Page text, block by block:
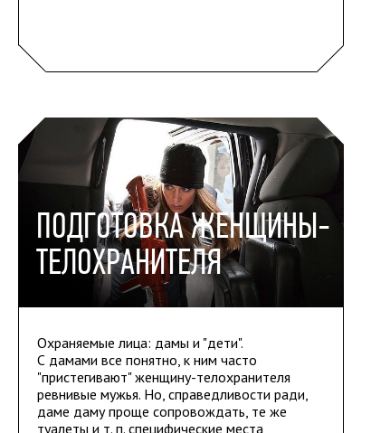
ПОДГОТОВКА ЖЕНЩИНЫ-
ТЕЛОХРАНИТЕЛЯ
Охраняемые лица: дамы и "дети".
С дамами все понятно, к ним часто
"пристегивают" женщину-телохранителя
ревнивые мужья. Но, справедливости ради,
даме даму проще сопровождать, те же
туалеты и т. п. специфические места